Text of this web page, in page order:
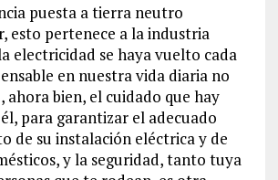
puesta a tierra neutro
esto pertenece a la industria
electricidad se haya vuelto cada
en nuestra vida diaria no
ahora bien, el cuidado que hay
para garantizar el adecuado
de su instalación eléctrica y de
y la seguridad, tanto tuya